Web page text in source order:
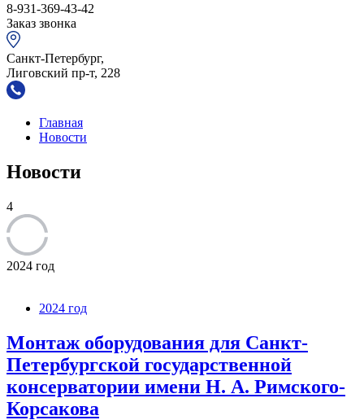
8-931-369-43-42
Заказ звонка
Санкт-Петербург,
Лиговский пр-т, 228
Главная
Новости
Новости
4
2024 год
2024 год
Монтаж оборудования для Санкт-
Петербургской государственной
консерватории имени Н. А. Римского-
Корсакова